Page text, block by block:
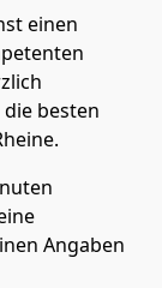
einen
besten
Angaben